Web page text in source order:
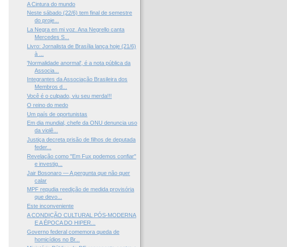
A Cintura do mundo
Neste sábado (22/6) tem final de semestre
do proje...
La Negra en mi voz. Ana Negrello canta
Mercedes S...
Livro: Jornalista de Brasília lança hoje (21/6)
à ...
'Normalidade anormal', é a nota pública da
Associa...
Integrantes da Associação Brasileira dos
Membros d...
Você é o culpado, viu seu merda!!!
O reino do medo
Um país de oportunistas
Em dia mundial, chefe da ONU denuncia uso
da violê...
Justiça decreta prisão de filhos de deputada
feder...
Revelação como "Em Fux podemos confiar"
e investig...
Jair Bosonaro — A pergunta que não quer
calar
MPF repudia reedição de medida provisória
que devo...
Este inconveniente
A CONDIÇÃO CULTURAL PÓS-MODERNA
E A ÉPOCA DO HIPER...
Governo federal comemora queda de
homicídios no Br...